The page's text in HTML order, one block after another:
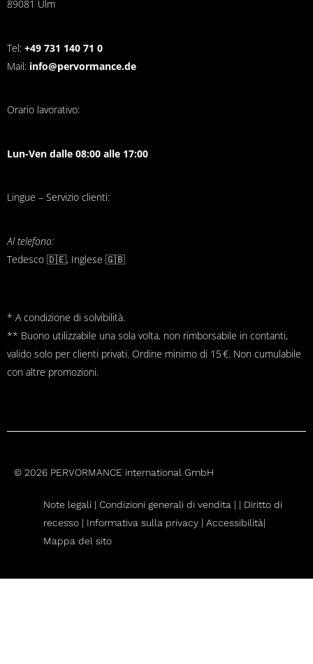
89081 Ulm
Tel: +49 731 140 71 0
Mail: info@pervormance.de
Orario lavorativo:
Lun-Ven dalle 08:00 alle 17:00
Lingue – Servizio clienti:
Al telefono:
Tedesco 🇩🇪, Inglese 🇬🇧
* A condizione di solvibilità.
** Buono utilizzabile una sola volta, non rimborsabile in contanti,
valido solo per clienti privati. Ordine minimo di 15 €. Non cumulabile
con altre promozioni.
© 2026 PERVORMANCE international GmbH
Note legali | Condizioni generali di vendita | | Diritto di
recesso | Informativa sulla privacy | Accessibilità|
Mappa del sito